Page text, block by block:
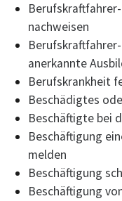
nachweisen
anerkannte
Berufskrankheit
Beschädigtes
Beschäftigte bei
Beschäftigung
melden
Beschäftigung
Beschäftigung